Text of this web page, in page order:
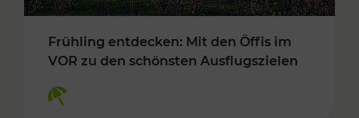
Frühling entdecken: Mit den Öffis im
VOR zu den schönsten Ausflugszielen